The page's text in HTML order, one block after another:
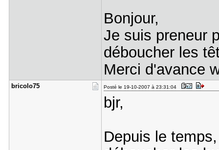
Bonjour,
Je suis preneur
déboucher les
Merci d'avance
bricolo75 Posté le 19-10-2007 à 23:31:04
bjr,
Depuis le